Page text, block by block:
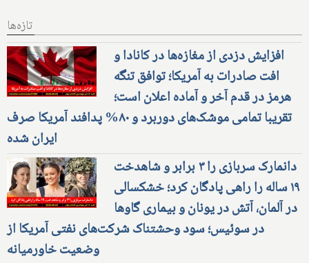
تازه‌ها
افزایش دزدی از مغازه‌ها در کانادا و
افت صادرات به آمریکا؛ توافق تنگه
هرمز در قدم آخر و آماده اعلان است؛
تقریبا تمامی موشک‌های دوربرد و ۸۰% پدافند آمریکا صرف
ایران شده
دانمارک سربازی را ۳ برابر و شاهدخت
۱۹ ساله را راهی پادگان کرد؛ خشکسالی
در آلمان، آتش در یونان و بیماری گاوها
در سوئیس؛ سود وحشتناک شرکت‌های نفتی آمریکا از
وضعیت خاورمیانه